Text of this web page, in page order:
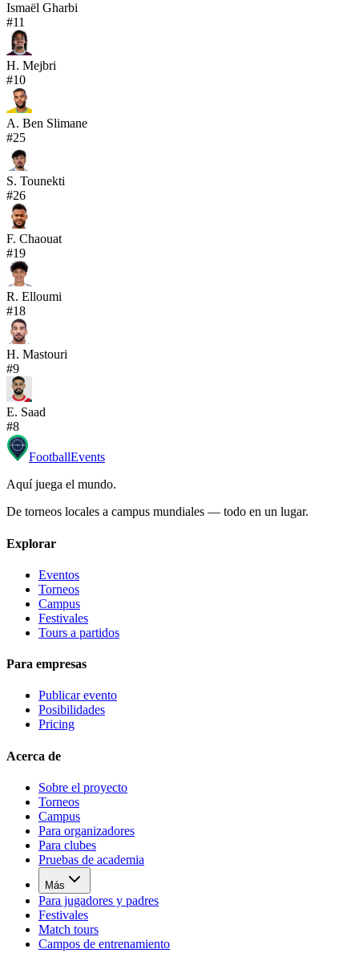
Ismaël Gharbi
#11
H. Mejbri
#10
A. Ben Slimane
#25
S. Tounekti
#26
F. Chaouat
#19
R. Elloumi
#18
H. Mastouri
#9
E. Saad
#8
FootballEvents
Aquí juega el mundo.
De torneos locales a campus mundiales — todo en un lugar.
Explorar
Eventos
Torneos
Campus
Festivales
Tours a partidos
Para empresas
Publicar evento
Posibilidades
Pricing
Acerca de
Sobre el proyecto
Torneos
Campus
Para organizadores
Para clubes
Pruebas de academia
Más
Para jugadores y padres
Festivales
Match tours
Campos de entrenamiento